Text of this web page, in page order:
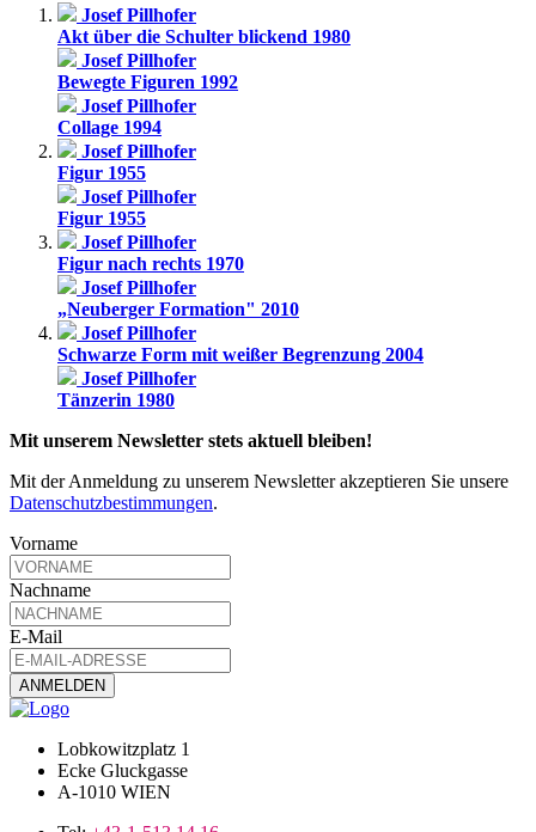
Josef Pillhofer
Akt über die Schulter blickend 1980
Josef Pillhofer
Bewegte Figuren 1992
Josef Pillhofer
Collage 1994
Josef Pillhofer
Figur 1955
Josef Pillhofer
Figur 1955
Josef Pillhofer
Figur nach rechts 1970
Josef Pillhofer
„Neuberger Formation" 2010
Josef Pillhofer
Schwarze Form mit weißer Begrenzung 2004
Josef Pillhofer
Tänzerin 1980
Mit unserem Newsletter stets aktuell bleiben!
Mit der Anmeldung zu unserem Newsletter akzeptieren Sie unsere
Datenschutzbestimmungen.
Vorname
Nachname
E-Mail
Lobkowitzplatz 1
Ecke Gluckgasse
A-1010 WIEN